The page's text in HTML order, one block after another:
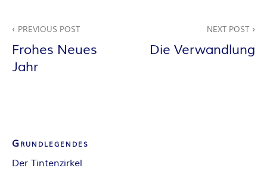
K
R
S
PREVIOUS POST
Frohes Neues
Jahr
NEXT POST
Die Verwandlung
Grundlegendes
Der Tintenzirkel